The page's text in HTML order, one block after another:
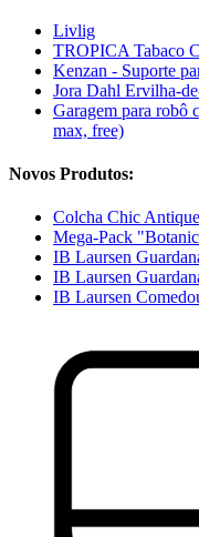
Livlig
TROPICA Tabaco
Kenzan - Suporte
Jora Dahl Ervilha-
Garagem para robô
max, free)
Novos Produtos:
Colcha Chic
Mega-Pack
IB Laursen
IB Laursen
IB Laursen